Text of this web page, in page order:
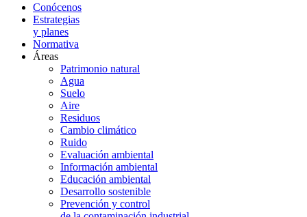
Conócenos
Estrategias
y planes
Normativa
Áreas
Patrimonio natural
Agua
Suelo
Aire
Residuos
Cambio climático
Ruido
Evaluación ambiental
Información ambiental
Educación ambiental
Desarrollo sostenible
Prevención y control